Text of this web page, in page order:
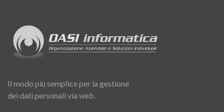
Il modo più semplice per la gestione
dei dati personali via web.